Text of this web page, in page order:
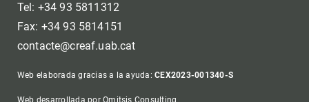
Tel: +34 93 5811312
Fax: +34 93 5814151
contacte@creaf.uab.cat
Web elaborada gracias a la ayuda:CEX2023-001340-S